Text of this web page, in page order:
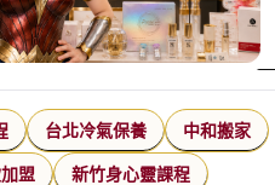
台北冷氣保養 中和搬家
盟 新竹身心靈課程